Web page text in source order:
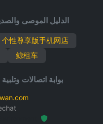
الدليل الموصى
个性尊享版手机网店
鲸租车
بوابة اتصالات